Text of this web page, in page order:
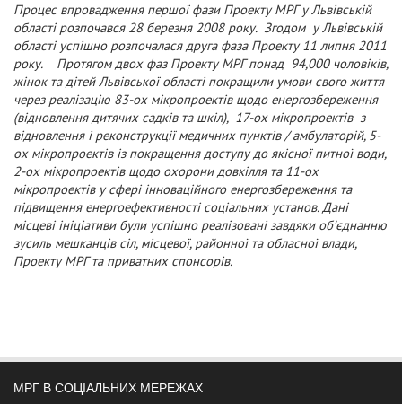
Процес впровадження першої фази Проекту МРГ у Львівській
області розпочався 28 березня 2008 року. Згодом у Львівській
області успішно розпочалася друга фаза Проекту 11 липня 2011
року. Протягом двох фаз Проекту МРГ понад 94,000 чоловіків,
жінок та дітей Львівської області покращили умови свого життя
через реалізацію 83-ох мікропроектів щодо енергозбереження
(відновлення дитячих садків та шкіл), 17-ох мікропроектів з
відновлення і реконструкції медичних пунктів / амбулаторій, 5-
ох мікропроектів із покращення доступу до якісної питної води,
2-ох мікропроектів щодо охорони довкілля та 11-ох
мікропроектів у сфері інноваційного енергозбереження та
підвищення енергоефективності соціальних установ. Дані
місцеві ініціативи були успішно реалізовані завдяки об’єднанню
зусиль мешканців сіл, місцевої, районної та обласної влади,
Проекту МРГ та приватних спонсорів.
МРГ В СОЦІАЛЬНИХ МЕРЕЖАХ